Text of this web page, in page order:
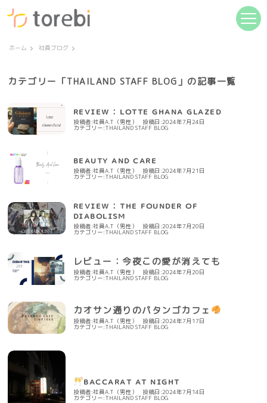
ホーム 社員ブログ
カテゴリー「THAILAND STAFF BLOG」の記事一覧
ʀᴇᴠɪᴇᴡ : ʟᴏᴛᴛᴇ ɢʜᴀɴᴀ ɢʟᴀᴢᴇᴅ
投稿者:社員A.T（男性） 投稿日:2024年7月24日
カテゴリー:THAILAND STAFF BLOG
ʙᴇᴀᴜᴛʏ ᴀɴᴅ ᴄᴀʀᴇ
投稿者:社員A.T（男性） 投稿日:2024年7月21日
カテゴリー:THAILAND STAFF BLOG
ʀᴇᴠɪᴇᴡ : ᴛʜᴇ ꜰᴏᴜɴᴅᴇʀ ᴏꜰ
ᴅɪᴀʙᴏʟɪꜱᴍ
投稿者:社員A.T（男性） 投稿日:2024年7月20日
カテゴリー:THAILAND STAFF BLOG
レビュー：今夜この愛が消えても
投稿者:社員A.T（男性） 投稿日:2024年7月20日
カテゴリー:THAILAND STAFF BLOG
カオサン通りのパタンゴカフェ
投稿者:社員A.T（男性） 投稿日:2024年7月17日
カテゴリー:THAILAND STAFF BLOG
ʙᴀᴄᴄᴀʀᴀᴛ ᴀᴛ ɴɪɢʜᴛ
投稿者:社員A.T（男性） 投稿日:2024年7月14日
カテゴリー:THAILAND STAFF BLOG